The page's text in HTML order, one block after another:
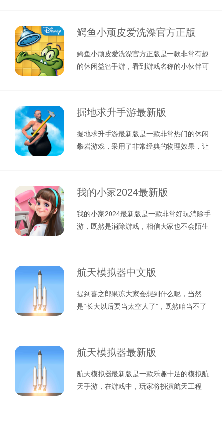
鳄鱼小顽皮爱洗澡官方正版
鳄鱼小顽皮爱洗澡官方正版是一款非常有趣
的休闲益智手游，看到游戏名称的小伙伴可
掘地求升手游最新版
掘地求升手游最新版是一款非常热门的休闲
攀岩游戏，采用了非常经典的物理效果，让
我的小家2024最新版
我的小家2024最新版是一款非常好玩消除手
游，既然是消除游戏，相信大家也不会陌生
航天模拟器中文版
提到喜之郎果冻大家会想到什么呢，当然
是“长大以后要当太空人了”，既然咱当不了
航天模拟器最新版
航天模拟器最新版是一款乐趣十足的模拟航
天手游，在游戏中，玩家将扮演航天工程